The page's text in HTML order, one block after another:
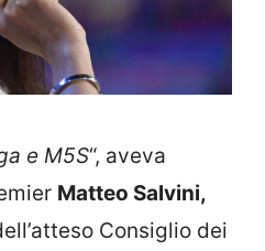
e M5S“, aveva
Matteo Salvini,
Consiglio dei